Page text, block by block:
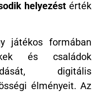
helyezést érték
játékos formában
és családok
digitális
élményeit. Az